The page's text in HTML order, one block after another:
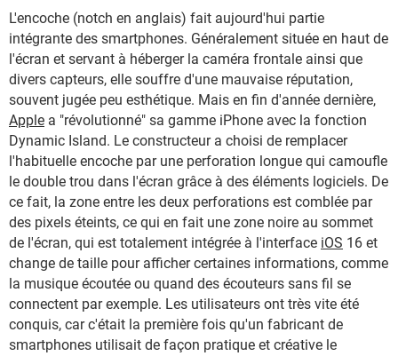
L'encoche (notch en anglais) fait aujourd'hui partie
intégrante des smartphones. Généralement située en haut de
l'écran et servant à héberger la caméra frontale ainsi que
divers capteurs, elle souffre d'une mauvaise réputation,
souvent jugée peu esthétique. Mais en fin d'année dernière,
Apple a "révolutionné" sa gamme iPhone avec la fonction
Dynamic Island. Le constructeur a choisi de remplacer
l'habituelle encoche par une perforation longue qui camoufle
le double trou dans l'écran grâce à des éléments logiciels. De
ce fait, la zone entre les deux perforations est comblée par
des pixels éteints, ce qui en fait une zone noire au sommet
de l'écran, qui est totalement intégrée à l'interface iOS 16 et
change de taille pour afficher certaines informations, comme
la musique écoutée ou quand des écouteurs sans fil se
connectent par exemple. Les utilisateurs ont très vite été
conquis, car c'était la première fois qu'un fabricant de
smartphones utilisait de façon pratique et créative le